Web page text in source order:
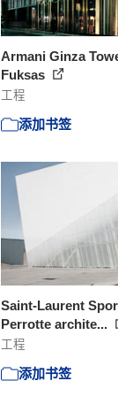
Armani Ginza
Fuksas
工程
添加书签
Saint-Laurent
Perrotte archite...
工程
添加书签